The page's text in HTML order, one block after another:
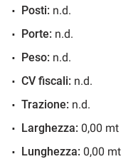
36 Mesi
895€/mese
48 Mesi
Posti: n.d.
Porte: n.d.
Peso: n.d.
CV fiscali: n.d.
Trazione: n.d.
Larghezza: 0,00 mt
Lunghezza: 0,00 mt